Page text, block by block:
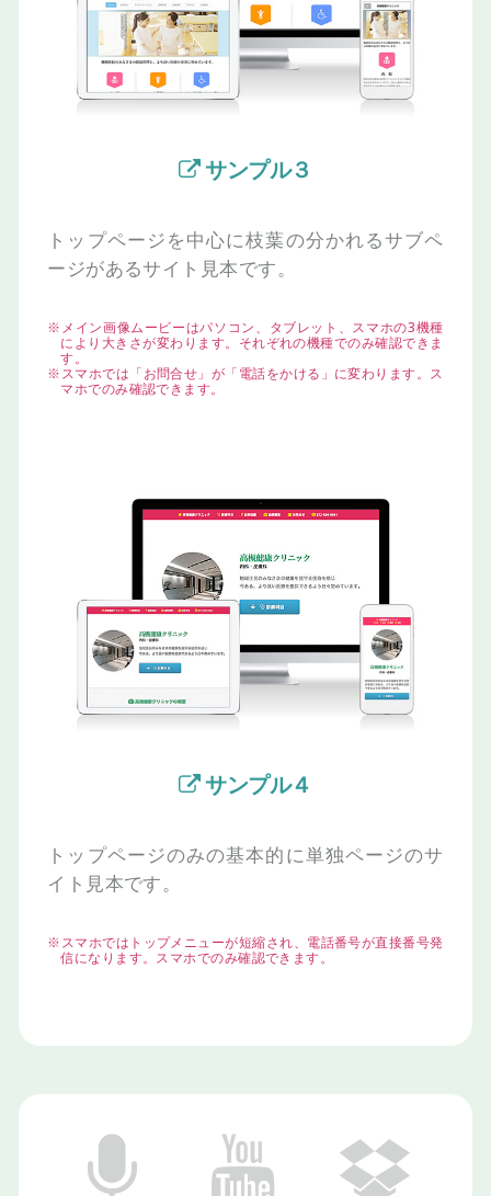
サンプル３
トップページを中心に枝葉の分かれるサブペ
ージがあるサイト見本です。
※メイン画像ムービーはパソコン、タブレット、スマホの3機種
により大きさが変わります。それぞれの機種でのみ確認できま
す。
※スマホでは「お問合せ」が「電話をかける」に変わります。ス
マホでのみ確認できます。
サンプル４
トップページのみの基本的に単独ページのサ
イト見本です。
※スマホではトップメニューが短縮され、電話番号が直接番号発
信になります。スマホでのみ確認できます。